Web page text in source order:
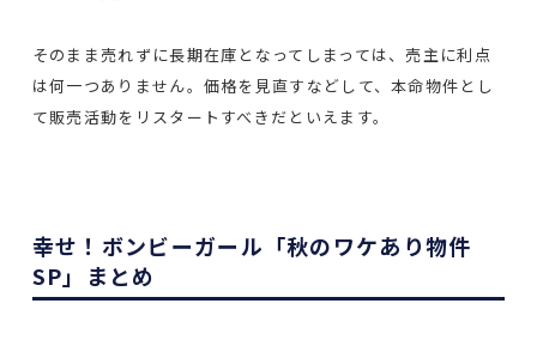
そのまま売れずに長期在庫となってしまっては、売主に利点
は何一つありません。価格を見直すなどして、本命物件とし
て販売活動をリスタートすべきだといえます。
幸せ！ボンビーガール「秋のワケあり物件
SP」まとめ